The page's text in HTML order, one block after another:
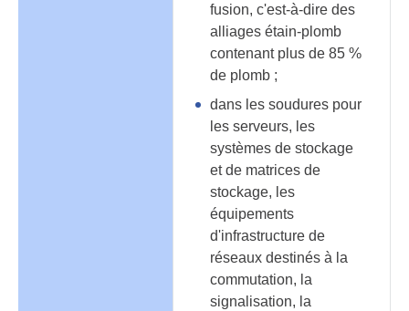
fusion, c'est-à-dire des
alliages étain-plomb
contenant plus de 85 %
de plomb ;
dans les soudures pour
les serveurs, les
systèmes de stockage
et de matrices de
stockage, les
équipements
d'infrastructure de
réseaux destinés à la
commutation, la
signalisation, la